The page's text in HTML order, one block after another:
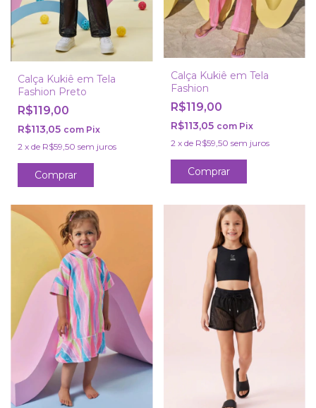
Calça Kukiê em Tela
Fashion Preto
R$119,00
R$113,05 com Pix
2 x de R$59,50 sem juros
Comprar
Calça Kukiê em Tela
Fashion
R$119,00
R$113,05 com Pix
2 x de R$59,50 sem juros
Comprar